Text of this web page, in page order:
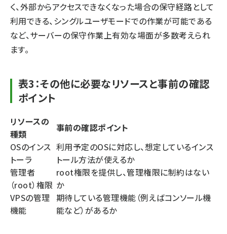
く、外部からアクセスできなくなった場合の保守経路として
利用できる、シングルユーザモードでの作業が可能である
など、サーバーの保守作業上有効な場面が多数考えられ
ます。
表3：その他に必要なリソースと事前の確認
ポイント
リソースの
種類
事前の確認ポイント
OSのインス
トーラ
利用予定のOSに対応し、想定しているインス
トール方法が使えるか
管理者
（root）権限
root権限を提供し、管理権限に制約はない
か
VPSの管理
機能
期待している管理機能（例えばコンソール機
能など）があるか